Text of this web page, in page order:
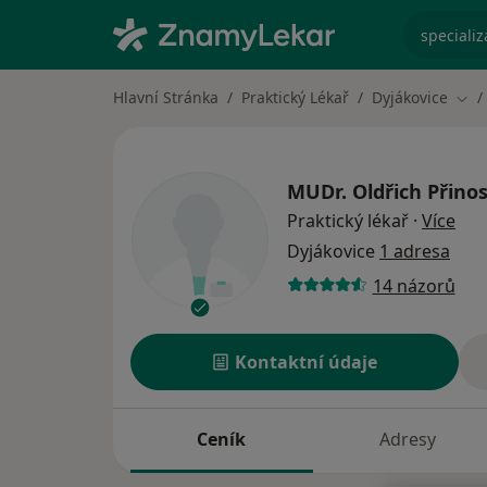
Hlavní Stránka Praktický Lékař Dyjákovice
MUDr. Oldřich
Praktický lékař · Více
Dyjákovice 1 adresa
14 názorů
Kontaktní údaje
Ceník Adresy